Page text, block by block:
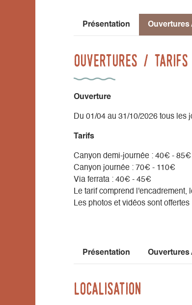
Présentation Ouvertures
Ouvertures / tarifs
Ouverture
Du 01/04 au 31/10/2026 tous les
Tarifs
Canyon demi-journée : 40€ - 85€
Canyon journée : 70€ - 110€
Via ferrata : 40€ - 45€
Le tarif comprend
Les photos et vidéos sont offertes
Présentation Ouvertures
Localisation